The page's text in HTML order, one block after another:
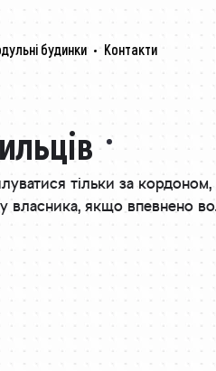
будинки Контакти
тільки за
власника, якщо впевнено